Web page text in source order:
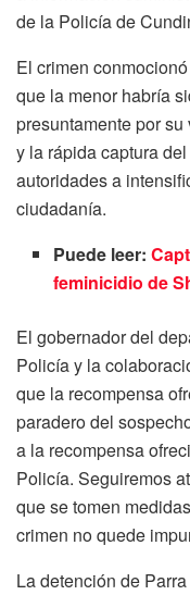
de la Policía de
El crimen
que la menor habría
presuntamente por
y la rápida captura
autoridades a
ciudadanía.
Puede leer:
feminicidio de
El gobernador del
Policía y la
que la recompensa
paradero del
a la recompensa
Policía. Seguiremos
que se tomen
crimen no quede
La detención de